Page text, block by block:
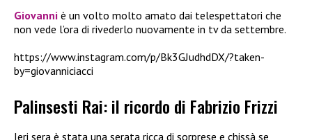
Giovanni è un volto molto amato dai telespettatori che
non vede l’ora di rivederlo nuovamente in tv da settembre.
https://www.instagram.com/p/Bk3GJudhdDX/?taken-
by=giovanniciacci
Palinsesti Rai: il ricordo di Fabrizio Frizzi
Ieri sera è stata una serata ricca di sorprese e chissà se